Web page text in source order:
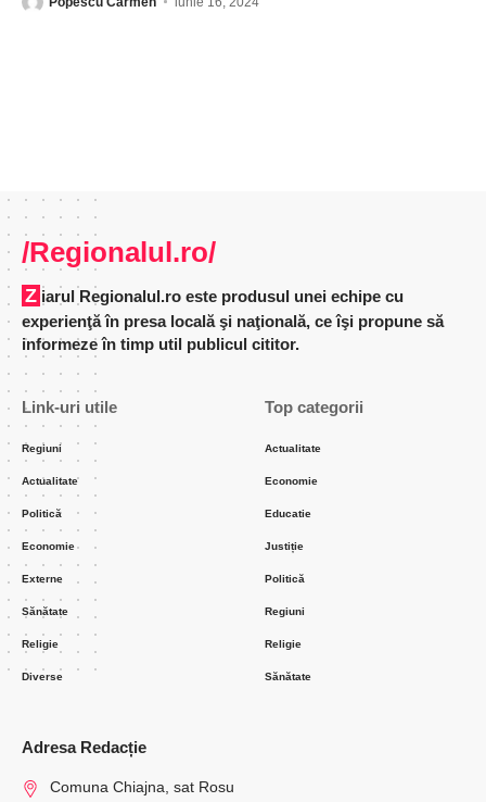
/Regionalul.ro/
Ziarul Regionalul.ro este produsul unei echipe cu
experienţă în presa locală şi naţională, ce îşi propune să
informeze în timp util publicul cititor.
Link-uri utile
Regiuni
Actualitate
Politică
Economie
Externe
Sănătate
Religie
Diverse
Top categorii
Actualitate
Economie
Educatie
Justiție
Politică
Regiuni
Religie
Sănătate
Adresa Redacție
Comuna Chiajna, sat Rosu